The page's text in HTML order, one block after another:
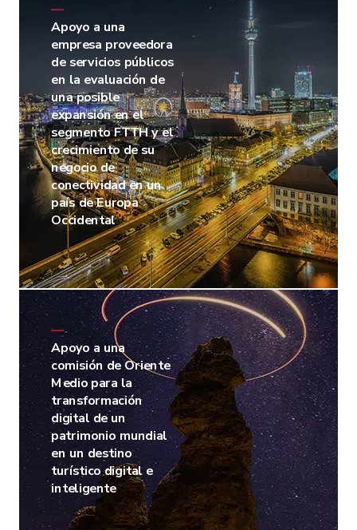
—
Apoyo a una
empresa proveedora
de servicios públicos
en la evaluación de
una posible
expansión en el
segmento FTTH y el
crecimiento de su
negocio de
conectividad en un
país de Europa
Occidental
—
Apoyo a una
comisión de Oriente
Medio para la
transformación
digital de un
patrimonio mundial
en un destino
turístico digital e
inteligente